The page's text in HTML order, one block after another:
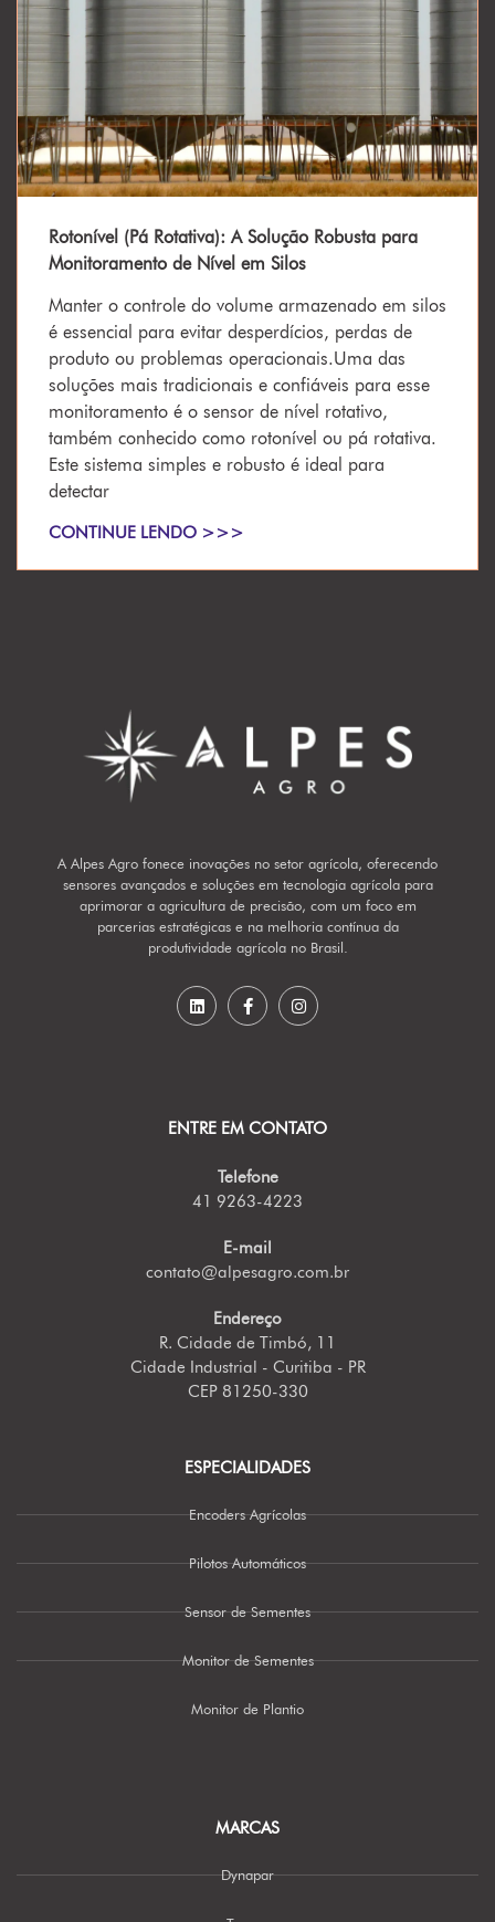
Rotonível (Pá Rotativa): A Solução Robusta para
Monitoramento de Nível em Silos
Manter o controle do volume armazenado em silos
é essencial para evitar desperdícios, perdas de
produto ou problemas operacionais.Uma das
soluções mais tradicionais e confiáveis para esse
monitoramento é o sensor de nível rotativo,
também conhecido como rotonível ou pá rotativa.
Este sistema simples e robusto é ideal para
detectar
CONTINUE LENDO >>>
A Alpes Agro fonece inovações no setor agrícola, oferecendo
sensores avançados e soluções em tecnologia agrícola para
aprimorar a agricultura de precisão, com um foco em
parcerias estratégicas e na melhoria contínua da
produtividade agrícola no Brasil.
ENTRE EM CONTATO
Telefone
41 9263-4223
E-mail
contato@alpesagro.com.br
Endereço
R. Cidade de Timbó, 11
Cidade Industrial - Curitiba - PR
CEP 81250-330
ESPECIALIDADES
Encoders Agrícolas
Pilotos Automáticos
Sensor de Sementes
Monitor de Sementes
Monitor de Plantio
MARCAS
Dynapar